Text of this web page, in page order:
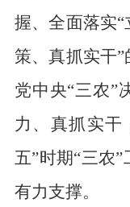
握、全面落实
策、真抓实干
党中央“三农”
力、真抓实干
五”时期“三农
有力支撑。